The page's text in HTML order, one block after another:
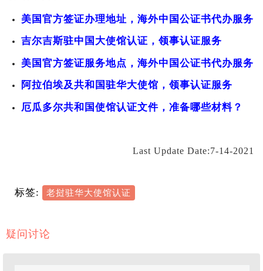
美国官方签证办理地址，海外中国公证书代办服务
吉尔吉斯驻中国大使馆认证，领事认证服务
美国官方签证服务地点，海外中国公证书代办服务
阿拉伯埃及共和国驻华大使馆，领事认证服务
厄瓜多尔共和国使馆认证文件，准备哪些材料？
Last Update Date:7-14-2021
标签: 老挝驻华大使馆认证
疑问讨论